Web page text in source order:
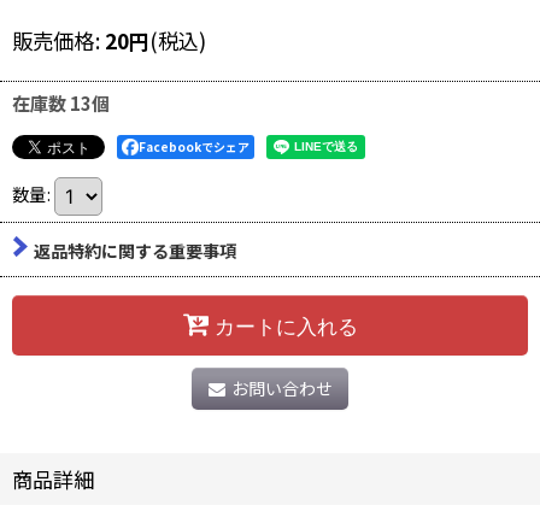
販売価格: 20円(税込)
在庫数 13個
Facebookでシェア
数量:
返品特約に関する重要事項
カートに入れる
お問い合わせ
商品詳細